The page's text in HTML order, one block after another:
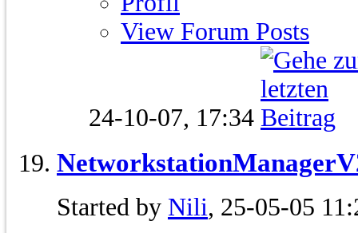
View Forum Posts
24-10-07, 17:34
Started by Nili, 25-05-05